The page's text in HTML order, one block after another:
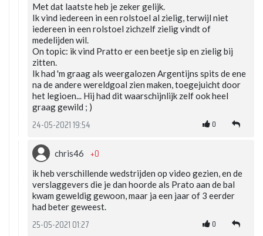
Met dat laatste heb je zeker gelijk.
Ik vind iedereen in een rolstoel al zielig, terwijl niet
iedereen in een rolstoel zichzelf zielig vindt of
medelijden wil.
On topic: ik vind Pratto er een beetje sip en zielig bij
zitten.
Ik had 'm graag als weergalozen Argentijns spits de ene
na de andere wereldgoal zien maken, toegejuicht door
het legioen... Hij had dit waarschijnlijk zelf ook heel
graag gewild ; )
24-05-2021 19:54 0
chris46 +0
ik heb verschillende wedstrijden op video gezien, en de
verslaggevers die je dan hoorde als Prato aan de bal
kwam geweldig gewoon, maar ja een jaar of 3 eerder
had beter geweest.
25-05-2021 01:27 0